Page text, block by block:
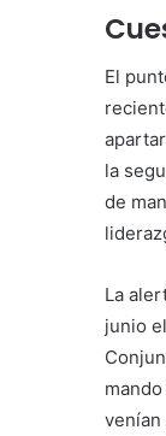
El
la
de
La
junio
venían